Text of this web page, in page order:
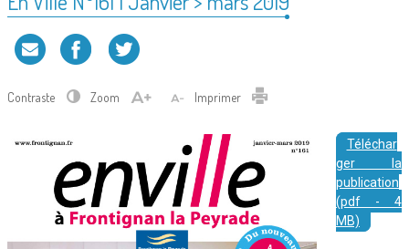
Contraste Zoom Imprimer
Téléchar
ger la
publication
(pdf - 4
MB)